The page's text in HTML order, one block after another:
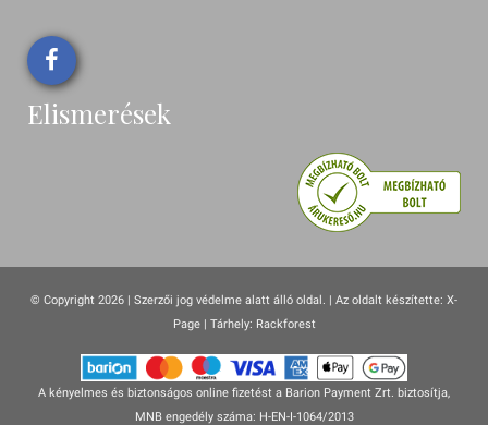
Elismerések
© Copyright 2026 | Szerzői jog védelme alatt álló oldal. | Az oldalt készítette: X-
Page| Tárhely: Rackforest
A kényelmes és biztonságos online fizetést a Barion Payment Zrt. biztosítja,
MNB engedély száma: H-EN-I-1064/2013